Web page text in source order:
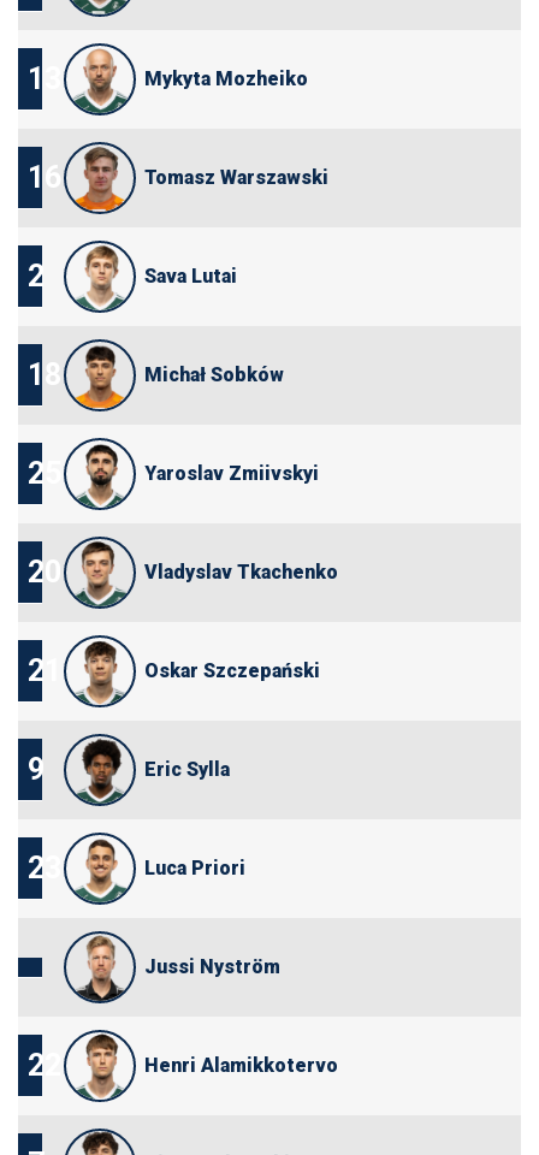
13 Mykyta Mozheiko
16 Tomasz Warszawski
2 Sava Lutai
18 Michał Sobków
25 Yaroslav Zmiivskyi
20 Vladyslav Tkachenko
21 Oskar Szczepański
9 Eric Sylla
23 Luca Priori
Jussi Nyström
22 Henri Alamikkotervo